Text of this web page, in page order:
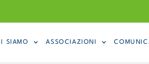
SIAMO ASSOCIAZIONI